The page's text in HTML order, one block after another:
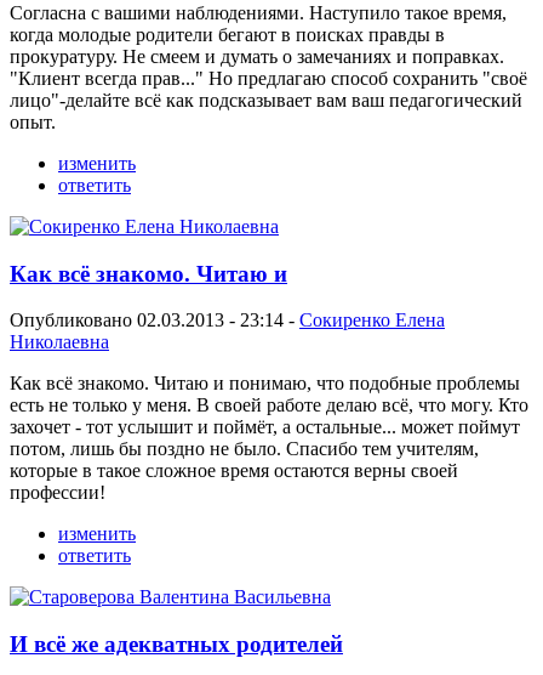
Согласна с вашими наблюдениями. Наступило такое время,
когда молодые родители бегают в поисках правды в
прокуратуру. Не смеем и думать о замечаниях и поправках.
"Клиент всегда прав..." Но предлагаю способ сохранить "своё
лицо"-делайте всё как подсказывает вам ваш педагогический
опыт.
изменить
ответить
Как всё знакомо. Читаю и
Опубликовано 02.03.2013 - 23:14 - Сокиренко Елена
Николаевна
Как всё знакомо. Читаю и понимаю, что подобные проблемы
есть не только у меня. В своей работе делаю всё, что могу. Кто
захочет - тот услышит и поймёт, а остальные... может поймут
потом, лишь бы поздно не было. Спасибо тем учителям,
которые в такое сложное время остаются верны своей
профессии!
изменить
ответить
И всё же адекватных родителей